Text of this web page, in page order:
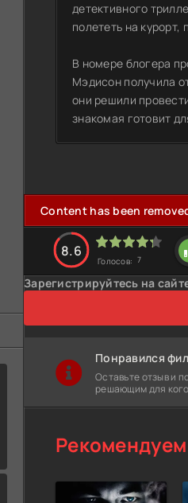
детективного
полететь на
В номере блогера
Мэдисон получила
они решили
знакомая готовит
Content has been
8.6
Голосов: 7
Зарегистрируйтесь на
Понравился
Оставьте отзыв и
решающим для